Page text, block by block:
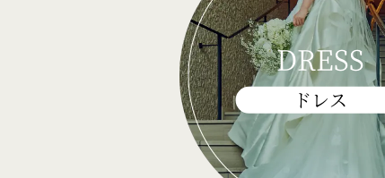
DRESS
ドレス